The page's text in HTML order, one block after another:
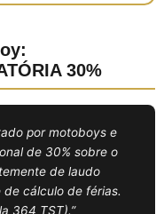
30%
por motoboys e
de 30% sobre o
de laudo
cálculo de férias.
364 TST).”